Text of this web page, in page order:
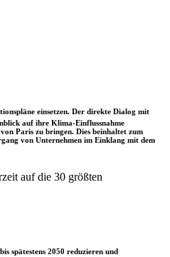
einsetzen. Der direkte Dialog mit
auf ihre Klima-Einflussnahme
Paris zu bringen. Dies beinhaltet zum
von Unternehmen im Einklang mit dem
auf die 30 größten
spätestens 2050 reduzieren und